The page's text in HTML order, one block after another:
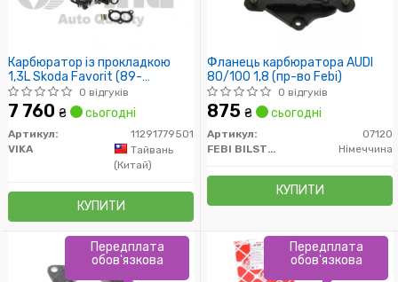
Карбюратор із прокладкою
1,3L Skoda Favorit (89-
94),Felicia (95-98,98-01)
(11291779501) vika
0 відгуків
7 760 ₴ сьогодні
Артикул:
11291779501
VIKA
Тайвань
(Китай)
КУПИТИ
Фланець карбюратора AUDI
80/100 1,8 (пр-во Febi)
0 відгуків
875 ₴ сьогодні
Артикул:
07120
FEBI BILSTEIN
Німеччина
КУПИТИ
Передплата
обов'язкова
Передплата
обов'язкова